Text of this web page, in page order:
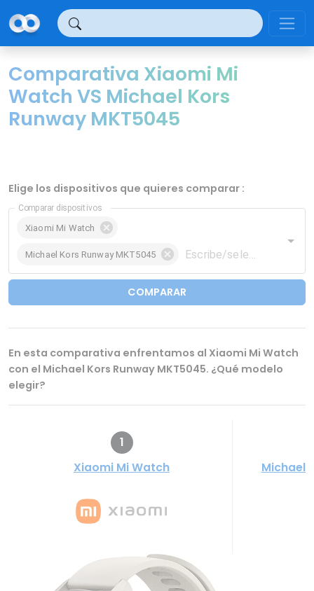
Comparativa Xiaomi Mi
Watch VS Michael Kors
Runway MKT5045
Elige los dispositivos que quieres comparar :
Comparar dispositivos
Xiaomi Mi Watch
Michael Kors Runway MKT5045
COMPARAR
En esta comparativa enfrentamos al Xiaomi Mi Watch
con el Michael Kors Runway MKT5045. ¿Qué modelo
elegir?
1
Xiaomi Mi Watch
Michael
Panel de gestión de cookies